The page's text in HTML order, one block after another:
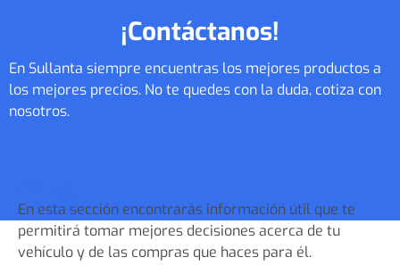
¡Contáctanos!
En Sullanta siempre encuentras los mejores productos a
los mejores precios. No te quedes con la duda, cotiza con
nosotros.
En esta sección encontrarás información útil que te
permitirá tomar mejores decisiones acerca de tu
vehículo y de las compras que haces para él.